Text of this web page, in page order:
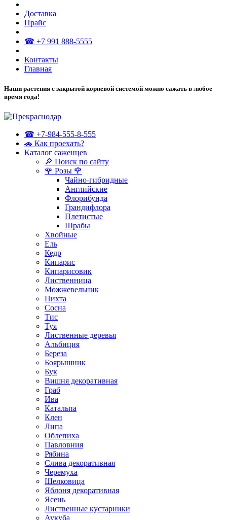
Доставка
Прайс
☎ +7 991 888-5555
Контакты
Главная
Наши растения с закрытой корневой системой можно сажать в любое
время года!
☎ +7-984-555-8-555
🚗 Как проехать?
Каталог саженцев
🔎 Поиск по сайту
🌹 Розы 🌹
Чайно-гибридные
Английские
Флорибунда
Грандифлора
Плетистые
Шрабы
Хвойные
Ель
Кедр
Кипарис
Кипарисовик
Лиственница
Можжевельник
Пихта
Сосна
Тис
Туя
Лиственные деревья
Альбиция
Береза
Боярышник
Бук
Вишня декоративная
Граб
Ива
Катальпа
Клен
Липа
Облепиха
Павловния
Рябина
Слива декоративная
Черемуха
Шелковица
Яблоня декоративная
Ясень
Лиственные кустарники
Аукуба